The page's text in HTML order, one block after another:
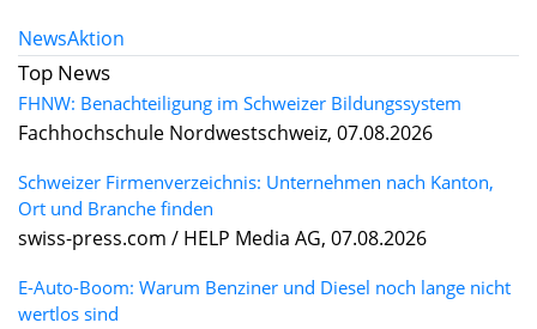
NewsAktion
Top News
FHNW: Benachteiligung im Schweizer Bildungssystem
Fachhochschule Nordwestschweiz, 07.08.2026
Schweizer Firmenverzeichnis: Unternehmen nach Kanton,
Ort und Branche finden
swiss-press.com / HELP Media AG, 07.08.2026
E-Auto-Boom: Warum Benziner und Diesel noch lange nicht
wertlos sind